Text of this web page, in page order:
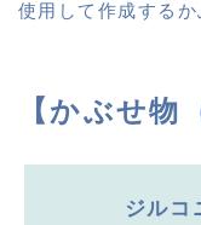
使用して作成するか
【かぶせ物
ジルコ